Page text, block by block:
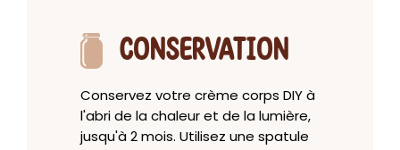
CONSERVATION
Conservez votre crème corps DIY à
l'abri de la chaleur et de la lumière,
jusqu'à 2 mois. Utilisez une spatule